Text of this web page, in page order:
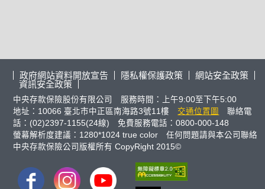
政府網站資料開放宣告 隱私權保護政策
網站安全政策
資訊安全政策
中央存款保險股份有限公司 服務時間：上午9:00至下午5:00
地址：10066 臺北市中正區南海路3號11樓
交通位置圖
聯絡電
話：(02)2397-1155(24線) 免費服務電話：0800-000-148
螢幕解析度建議：1280*1024 true color 任何問題請與本公司聯絡
中央存款保險公司版權所有 CopyRight 2015©
youtube